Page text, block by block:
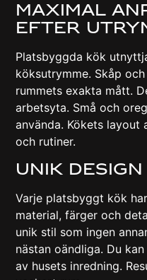
Maximal
Efter
Platsbyggda kök
köksutrymme. Skåp
rummets exakta mått.
arbetsyta. Små och
använda. Kökets layout
och rutiner.
Unik
Varje platsbyggt kök
material, färger och
unik stil som ingen
nästan oändliga. Du
av husets inredning.